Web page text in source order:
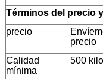
Términos del precio
precio
precio
Calidad
mínima
500